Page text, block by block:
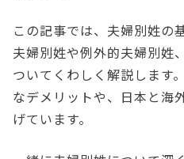
この記事では、夫婦別姓の
夫婦別姓や例外的夫婦別姓
ついてくわしく解説します
なデメリットや、日本と海
げています。